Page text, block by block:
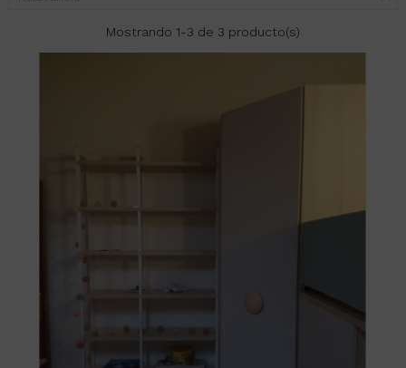
Mostrando 1-3 de 3 producto(s)